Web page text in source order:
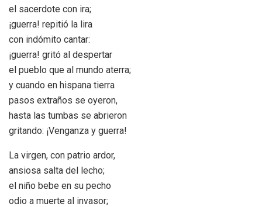
el sacerdote con ira;
¡guerra! repitió la lira
con indómito cantar:
¡guerra! gritó al despertar
el pueblo que al mundo aterra;
y cuando en hispana tierra
pasos extraños se oyeron,
hasta las tumbas se abrieron
gritando: ¡Venganza y guerra!
La virgen, con patrio ardor,
ansiosa salta del lecho;
el niño bebe en su pecho
odio a muerte al invasor;